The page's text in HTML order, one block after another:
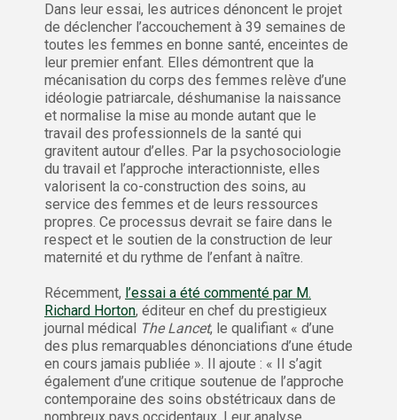
Dans leur essai, les autrices dénoncent le projet
de déclencher l’accouchement à 39 semaines de
toutes les femmes en bonne santé, enceintes de
leur premier enfant. Elles démontrent que la
mécanisation du corps des femmes relève d’une
idéologie patriarcale, déshumanise la naissance
et normalise la mise au monde autant que le
travail des professionnels de la santé qui
gravitent autour d’elles. Par la psychosociologie
du travail et l’approche interactionniste, elles
valorisent la co-construction des soins, au
service des femmes et de leurs ressources
propres. Ce processus devrait se faire dans le
respect et le soutien de la construction de leur
maternité et du rythme de l’enfant à naître.
Récemment, l’essai a été commenté par M.
Richard Horton, éditeur en chef du prestigieux
journal médical The Lancet, le qualifiant « d’une
des plus remarquables dénonciations d’une étude
en cours jamais publiée ». Il ajoute : « Il s’agit
également d’une critique soutenue de l’approche
contemporaine des soins obstétricaux dans de